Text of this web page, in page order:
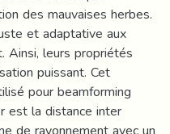
des mauvaises herbes.
et adaptative aux
Ainsi, leurs propriétés
puissant. Cet
pour beamforming
est la distance inter